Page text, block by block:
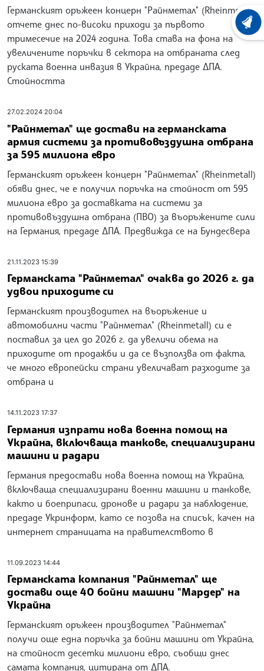
Германският оръжеен концерн "Райнметал" (Rheinmetall)
отчете днес по-високи приходи за първото
тримесечие на 2024 година. Това става на фона на
увеличените поръчки в сектора на отбраната след
руската военна инвазия в Украйна, предаде ДПА.
Стойността
27.02.2024 20:04
"Райнметал" ще достави на германската
армия системи за противовъздушна отбрана
за 595 милиона евро
Германският оръжеен концерн "Райнметал" (Rheinmetall)
обяви днес, че е получил поръчка на стойност от 595
милиона евро за доставката на системи за
противовъздушна отбрана (ПВО) за въоръжените сили
на Германия, предаде ДПА. Предвижда се на Бундесвера
21.11.2023 15:39
Германската "Райнметал" очаква до 2026 г. да
удвои приходите си
Германският производител на въоръжение и
автомобилни части "Райнметал" (Rheinmetall) си е
поставил за цел до 2026 г. да увеличи обема на
приходите от продажби и да се възползва от факта,
че много европейски страни увеличават разходите за
отбрана и
14.11.2023 17:37
Германия изпрати нова военна помощ на
Украйна, включваща танкове, специализирани
машини и радари
Германия предостави нова военна помощ на Украйна,
включваща специализирани военни машини и танкове,
както и боеприпаси, дронове и радари за наблюдение,
предаде Укринформ, като се позова на списък, качен на
интернет страницата на правителството в
11.09.2023 14:44
Германската компания "Райнметал" ще
достави още 40 бойни машини "Мардер" на
Украйна
Германският оръжеен производител "Райнметал"
получи още една поръчка за бойни машини от Украйна,
на стойност десетки милиони евро, съобщи днес
самата компания, цитирана от ДПА.